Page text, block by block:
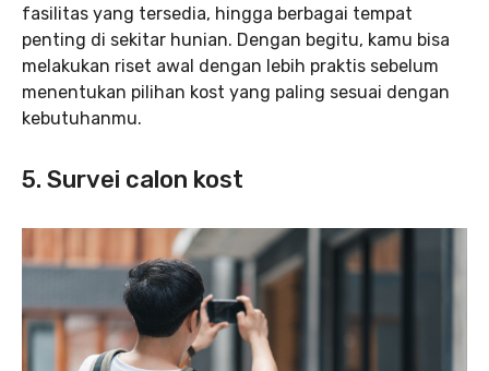
fasilitas yang tersedia, hingga berbagai tempat
penting di sekitar hunian. Dengan begitu, kamu bisa
melakukan riset awal dengan lebih praktis sebelum
menentukan pilihan kost yang paling sesuai dengan
kebutuhanmu.
5. Survei calon kost